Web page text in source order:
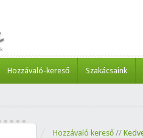
Hozzávaló-kereső Szakácsaink
Hozzávaló kereső //